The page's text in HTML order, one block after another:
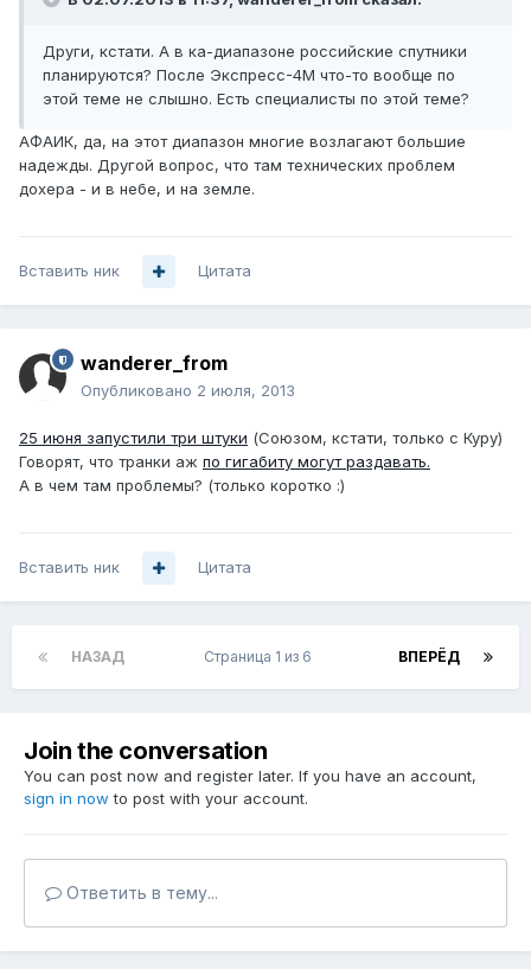
Други, кстати. А в ка-диапазоне российские спутники
планируются? После Экспресс-4М что-то вообще по
этой теме не слышно. Есть специалисты по этой теме?
АФАИК, да, на этот диапазон многие возлагают большие
надежды. Другой вопрос, что там технических проблем
дохера - и в небе, и на земле.
Вставить ник Цитата
wanderer_from
Опубликовано 2 июля, 2013
25 июня запустили три штуки (Союзом, кстати, только с Куру)
Говорят, что транки аж по гигабиту могут раздавать.
А в чем там проблемы? (только коротко :)
Вставить ник Цитата
НАЗАД ВПЕРЁД
Страница 1 из 6
Join the conversation
You can post now and register later. If you have an account,
sign in now to post with your account.
Ответить в тему...